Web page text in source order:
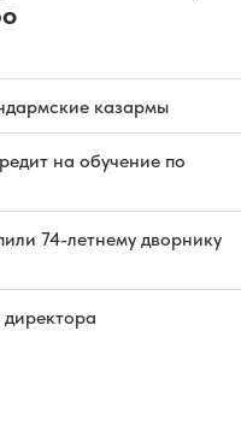
казармы
на обучение по
74-летнему дворнику